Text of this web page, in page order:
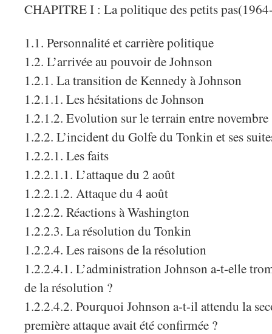
CHAPITRE I : La politique des petits
1.1. Personnalité et carrière politique
1.2. L’arrivée au pouvoir de Johnson
1.2.1. La transition de Kennedy à Johnson
1.2.1.1. Les hésitations de Johnson
1.2.1.2. Evolution sur le terrain entre
1.2.2. L’incident du Golfe du Tonkin et ses
1.2.2.1. Les faits
1.2.2.1.1. L’attaque du 2 août
1.2.2.1.2. Attaque du 4 août
1.2.2.2. Réactions à Washington
1.2.2.3. La résolution du Tonkin
1.2.2.4. Les raisons de la résolution
1.2.2.4.1. L’administration Johnson a-t-elle
de la résolution ?
1.2.2.4.2. Pourquoi Johnson a-t-il attendu la
première attaque avait été confirmée ?